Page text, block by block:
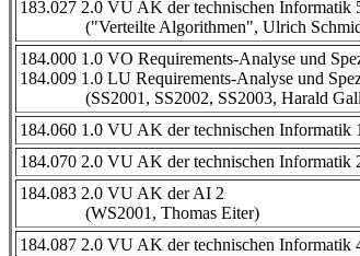
183.027 2.0 VU AK der technischen Informatik
("Verteilte Algorithmen", Ulrich
184.000 1.0 VO Requirements-Analyse und
184.009 1.0 LU Requirements-Analyse und
(SS2001, SS2002, SS2003, Harald
184.060 1.0 VU AK der technischen Informatik 1
184.070 2.0 VU AK der technischen Informatik
184.083 2.0 VU AK der AI 2
(WS2001, Thomas Eiter)
184.087 2.0 VU AK der technischen Informatik